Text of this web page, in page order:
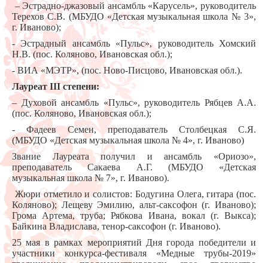
– Эстрадно-джазовый ансамбль «Карусель», руководитель
Терехов С.В. (МБУДО «Детская музыкальная школа № 3»,
г. Иваново);
- Эстрадный ансамбль «Пульс», руководитель Хомский
Н.В. (пос. Коляново, Ивановская обл.);
- ВИА «МЭТР», (пос. Ново-Писцово, Ивановская обл.).
ЛауреатIIIстепени:
– Духовой ансамбль «Пульс», руководитель Рябцев А.А.
(пос. Коляново, Ивановская обл.);
- Фадеев Семен, преподаватель Столбецкая С.Я.
(МБУДО «Детская музыкальная школа № 4», г. Иваново)
Звание Лауреата получил и ансамбль «Ориозо»,
преподаватель Сакаева А.Г. (МБУДО «Детская
музыкальная школа № 7», г. Иваново).
Жюри отметило и солистов: Бодугина Олега, гитара (пос.
Коляново); Лещеву Эмилию, альт-саксофон (г. Иваново);
Грома Артема, труба; Рябкова Ивана, вокал (г. Выкса);
Байкина Владислава, тенор-саксофон (г. Иваново).
25 мая в рамках мероприятий Дня города победители и
участники конкурса-фестиваля «Медные трубы-2019»